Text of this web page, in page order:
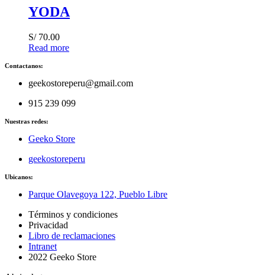
YODA
S/70.00
Read more
Contactanos:
geekostoreperu@gmail.com
915 239 099
Nuestras redes:
Geeko Store
geekostoreperu
Ubicanos:
Parque Olavegoya 122, Pueblo Libre
Términos y condiciones
Privacidad
Libro de reclamaciones
Intranet
2022 Geeko Store